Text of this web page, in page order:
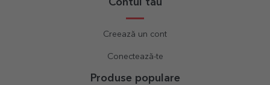
Contul tău
Creează un cont
Conectează-te
Produse populare